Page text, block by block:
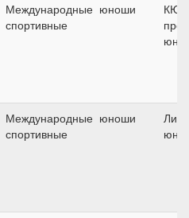
Международные
спортивные
юноши
КЮР
Международные
спортивные
юноши